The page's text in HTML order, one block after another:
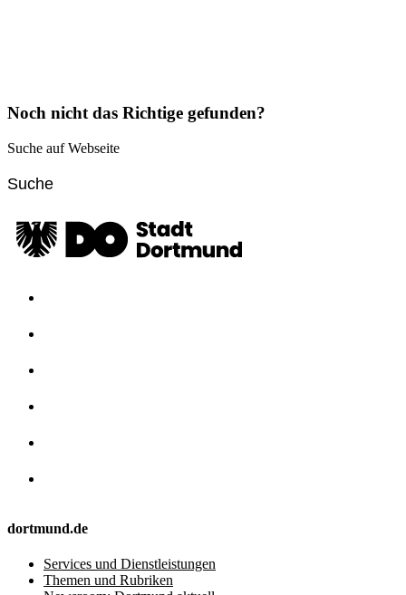
Noch nicht das Richtige gefunden?
Suche auf Webseite
dortmund.de
Services und Dienstleistungen
Themen und Rubriken